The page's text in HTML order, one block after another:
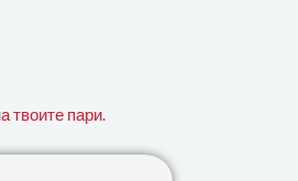
твоите пари.